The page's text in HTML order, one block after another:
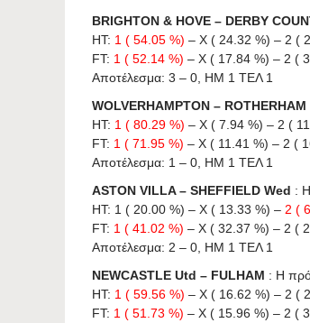
BRIGHTON & HOVE – DERBY
HT: 1 ( 54.05 %) – X ( 24.32 %) – 2 (
FT: 1 ( 52.14 %) – X ( 17.84 %) – 2 (
Αποτέλεσμα: 3 – 0, ΗΜ 1 ΤΕΛ 1
WOLVERHAMPTON – ROTHERHAM
HT: 1 ( 80.29 %) – X ( 7.94 %) – 2 (
FT: 1 ( 71.95 %) – X ( 11.41 %) – 2 (
Αποτέλεσμα: 1 – 0, ΗΜ 1 ΤΕΛ 1
ASTON VILLA – SHEFFIELD Wed :
HT: 1 ( 20.00 %) – X ( 13.33 %) – 2 (
FT: 1 ( 41.02 %) – X ( 32.37 %) – 2 (
Αποτέλεσμα: 2 – 0, ΗΜ 1 ΤΕΛ 1
NEWCASTLE Utd – FULHAM : Η
HT: 1 ( 59.56 %) – X ( 16.62 %) – 2 (
FT: 1 ( 51.73 %) – X ( 15.96 %) – 2 (